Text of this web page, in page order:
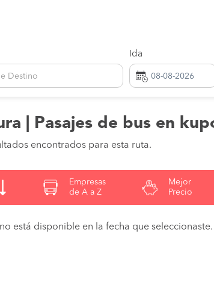
Destino
Ida
| Pasajes de bus en
encontrados para esta ruta.
Empresas
de A a Z
Mejor
Precio
está disponible en la fecha que